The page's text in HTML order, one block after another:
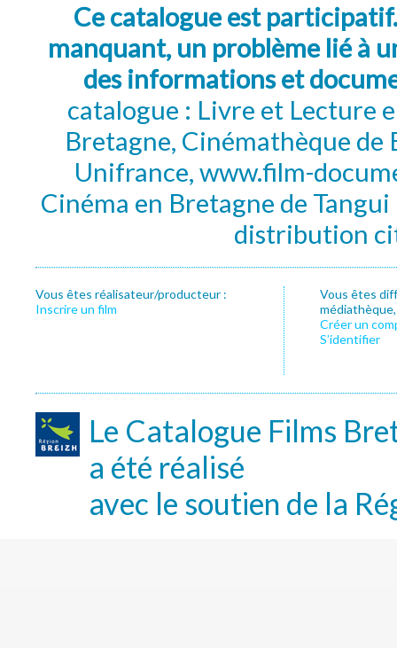
Ce catalogue est
manquant, un problème lié à
des informations et
catalogue : Livre et Lecture
Bretagne, Cinémathèque de
Unifrance, www.film-
Cinéma en Bretagne de
distribution
Vous êtes réalisateur/producteur :
Inscrire un film
Vous êtes
Créer un
S’identifier
Le Catalogue Films
a été réalisé
avec le soutien de la